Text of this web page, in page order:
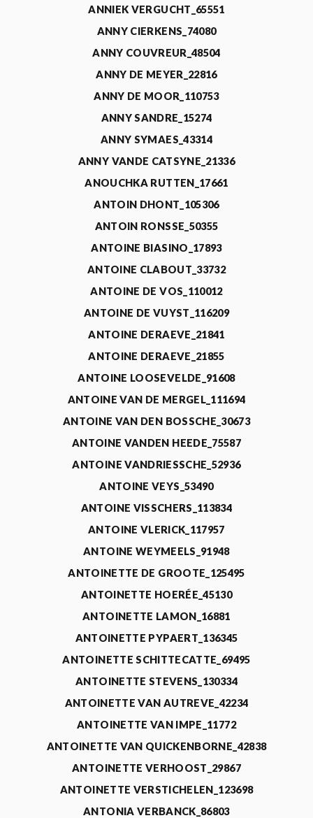
ANNIEK VERGUCHT_65551
ANNY CIERKENS_74080
ANNY COUVREUR_48504
ANNY DE MEYER_22816
ANNY DE MOOR_110753
ANNY SANDRE_15274
ANNY SYMAES_43314
ANNY VANDE CATSYNE_21336
ANOUCHKA RUTTEN_17661
ANTOIN DHONT_105306
ANTOIN RONSSE_50355
ANTOINE BIASINO_17893
ANTOINE CLABOUT_33732
ANTOINE DE VOS_110012
ANTOINE DE VUYST_116209
ANTOINE DERAEVE_21841
ANTOINE DERAEVE_21855
ANTOINE LOOSEVELDE_91608
ANTOINE VAN DE MERGEL_111694
ANTOINE VAN DEN BOSSCHE_30673
ANTOINE VANDEN HEEDE_75587
ANTOINE VANDRIESSCHE_52936
ANTOINE VEYS_53490
ANTOINE VISSCHERS_113834
ANTOINE VLERICK_117957
ANTOINE WEYMEELS_91948
ANTOINETTE DE GROOTE_125495
ANTOINETTE HOERÉE_45130
ANTOINETTE LAMON_16881
ANTOINETTE PYPAERT_136345
ANTOINETTE SCHITTECATTE_69495
ANTOINETTE STEVENS_130334
ANTOINETTE VAN AUTREVE_42234
ANTOINETTE VAN IMPE_11772
ANTOINETTE VAN QUICKENBORNE_42838
ANTOINETTE VERHOOST_29867
ANTOINETTE VERSTICHELEN_123698
ANTONIA VERBANCK_86803